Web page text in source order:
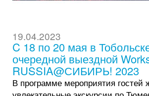
19.04.2023
C 18 по 20 мая в
очередной выездной
RUSSIA@СИБИРЬ! 2023
В программе мероприятия гостей